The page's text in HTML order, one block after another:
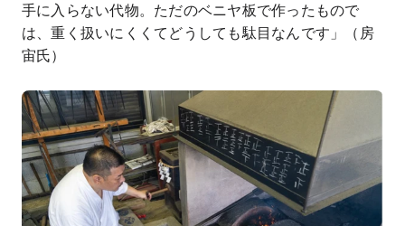
手に入らない代物。ただのベニヤ板で作ったもので
は、重く扱いにくくてどうしても駄目なんです」（房
宙氏）